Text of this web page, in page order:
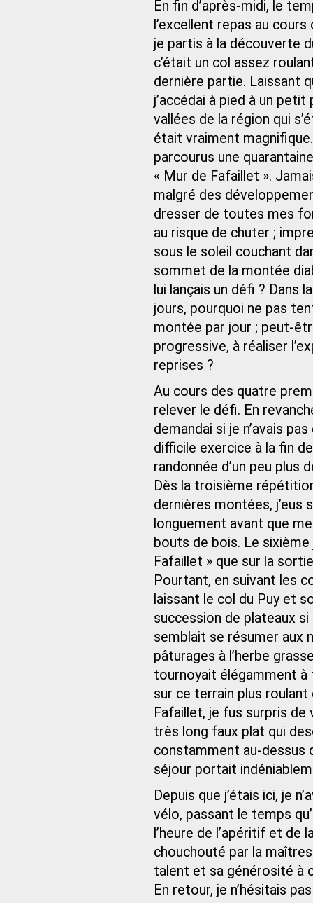
En fin d’après-midi, le
l’excellent repas au
je partis à la découverte
c’était un col assez
dernière partie. Laissant
j’accédai à pied à un
vallées de la région qui
était vraiment
parcourus une
« Mur de Fafaillet ».
malgré des
dresser de toutes mes
au risque de chuter ;
sous le soleil couchant
sommet de la montée
lui lançais un défi ? Dans
jours, pourquoi ne pas
montée par jour ;
progressive, à réaliser
reprises ?
Au cours des quatre
relever le défi. En
demandai si je n’avais
difficile exercice à la fin
randonnée d’un peu
Dès la troisième
dernières montées, j’eus
longuement avant que
bouts de bois. Le
Fafaillet » que sur la
Pourtant, en suivant les
laissant le col du Puy et
succession de plateaux si
semblait se résumer aux
pâturages à l’herbe
tournoyait élégamment à
sur ce terrain plus
Fafaillet, je fus surpris de
très long faux plat qui
constamment au-dessus
séjour portait
Depuis que j’étais ici, je
vélo, passant le temps
l’heure de l’apéritif et de
chouchouté par la
talent et sa générosité à
En retour, je n’hésitais